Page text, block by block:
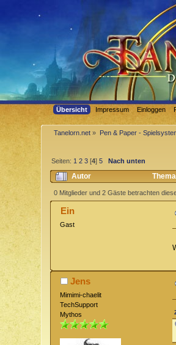
Übersicht Impressum Einloggen
Tanelorn.net » Pen & Paper -
Seiten: 1 2 3 [4]5 Nach unten
Autor
0 Mitglieder und 2 Gäste betrachten
Ein
Gast
Jens
Mimimi-chaelit
TechSupport
Mythos